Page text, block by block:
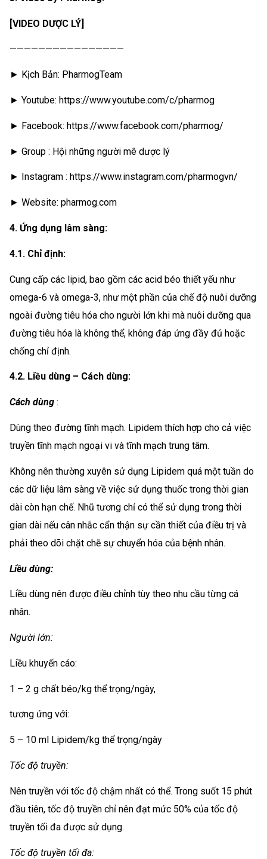
[VIDEO DƯỢC LÝ]
————————————————
► Kịch Bản: PharmogTeam
► Youtube: https://www.youtube.com/c/pharmog
► Facebook: https://www.facebook.com/pharmog/
► Group : Hội những người mê dược lý
► Instagram : https://www.instagram.com/pharmogvn/
► Website: pharmog.com
4. Ứng dụng lâm sàng:
4.1. Chỉ định:
Cung cấp các lipid, bao gồm các acid béo thiết yếu như
omega-6 và omega-3, như một phần của chế độ nuôi dưỡng
ngoài đường tiêu hóa cho người lớn khi mà nuôi dưỡng qua
đường tiêu hóa là không thể, không đáp ứng đầy đủ hoặc
chống chỉ định.
4.2. Liều dùng – Cách dùng:
Cách dùng :
Dùng theo đường tĩnh mạch. Lipidem thích hợp cho cả việc
truyền tĩnh mạch ngoại vi và tĩnh mạch trung tâm.
Không nên thường xuyên sử dụng Lipidem quá một tuần do
các dữ liệu lâm sàng về việc sử dụng thuốc trong thời gian
dài còn hạn chế. Nhũ tương chỉ có thể sử dụng trong thời
gian dài nếu cân nhắc cẩn thận sự cần thiết của điều trị và
phải theo dõi chặt chẽ sự chuyển hóa của bệnh nhân.
Liều dùng:
Liều dùng nên được điều chỉnh tùy theo nhu cầu từng cá
nhân.
Người lớn:
Liều khuyến cáo:
1 – 2 g chất béo/kg thể trọng/ngày,
tương ứng với:
5 – 10 ml Lipidem/kg thể trọng/ngày
Tốc độ truyền:
Nên truyền với tốc độ chậm nhất có thể. Trong suốt 15 phút
đầu tiên, tốc độ truyền chỉ nên đạt mức 50% của tốc độ
truyền tối đa được sử dụng.
Tốc độ truyền tối đa: